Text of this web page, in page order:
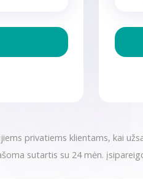
privatiems klientams, kai
sutartis su 24 mėn.